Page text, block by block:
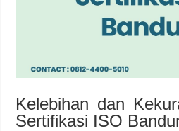
Kelebihan dan
Sertifikasi ISO